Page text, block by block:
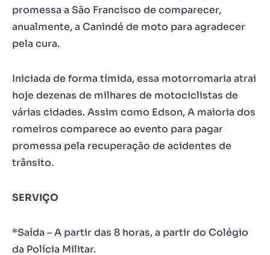
promessa a São Francisco de comparecer,
anualmente, a Canindé de moto para agradecer
pela cura.
Iniciada de forma tímida, essa motorromaria atrai
hoje dezenas de milhares de motociclistas de
várias cidades. Assim como Edson, A maioria dos
romeiros comparece ao evento para pagar
promessa pela recuperação de acidentes de
trânsito.
SERVIÇO
*Saída – A partir das 8 horas, a partir do Colégio
da Polícia Militar.